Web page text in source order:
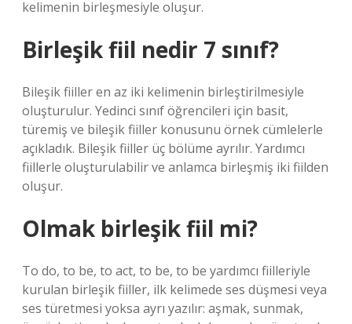
kelimenin birleşmesiyle oluşur.
Birleşik fiil nedir 7 sınıf?
Bileşik fiiller en az iki kelimenin birleştirilmesiyle
oluşturulur. Yedinci sınıf öğrencileri için basit,
türemiş ve bileşik fiiller konusunu örnek cümlelerle
açıkladık. Bileşik fiiller üç bölüme ayrılır. Yardımcı
fiillerle oluşturulabilir ve anlamca birleşmiş iki fiilden
oluşur.
Olmak birleşik fiil mi?
To do, to be, to act, to be, to be yardımcı fiilleriyle
kurulan birleşik fiiller, ilk kelimede ses düşmesi veya
ses türetmesi yoksa ayrı yazılır: aşmak, sunmak,